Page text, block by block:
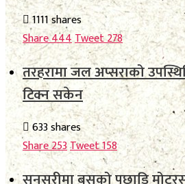
1111 shares
Share444Tweet278
तरहरामा जल अप्सराको
टिक्न सकेन
633 shares
Share253Tweet158